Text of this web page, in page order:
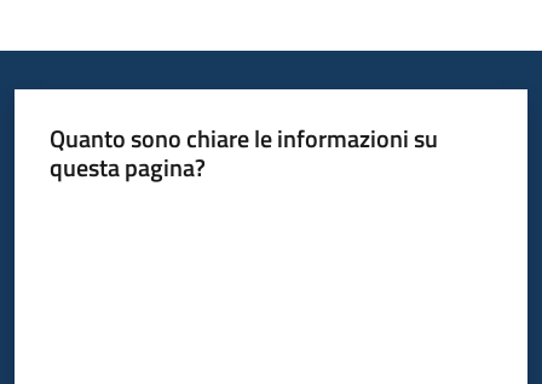
Quanto sono chiare le informazioni su
questa pagina?